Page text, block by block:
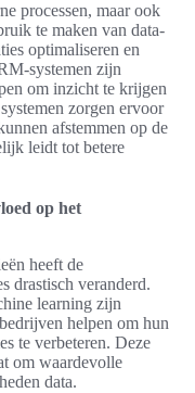
processen, maar ook
te maken van data-
optimaliseren en
systemen zijn
om inzicht te krijgen
zorgen ervoor
afstemmen op de
leidt tot betere
op het
heeft de
drastisch veranderd.
learning zijn
helpen om hun
te verbeteren. Deze
om waardevolle
data.